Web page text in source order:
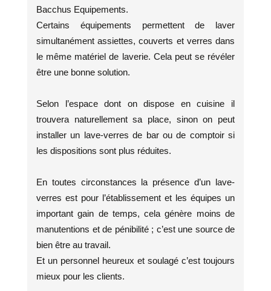
Bacchus Equipements.
Certains équipements permettent de laver
simultanément assiettes, couverts et verres dans
le même matériel de laverie. Cela peut se révéler
être une bonne solution.
Selon l’espace dont on dispose en cuisine il
trouvera naturellement sa place, sinon on peut
installer un lave-verres de bar ou de comptoir si
les dispositions sont plus réduites.
En toutes circonstances la présence d’un lave-
verres est pour l’établissement et les équipes un
important gain de temps, cela génère moins de
manutentions et de pénibilité ; c’est une source de
bien être au travail.
Et un personnel heureux et soulagé c’est toujours
mieux pour les clients.